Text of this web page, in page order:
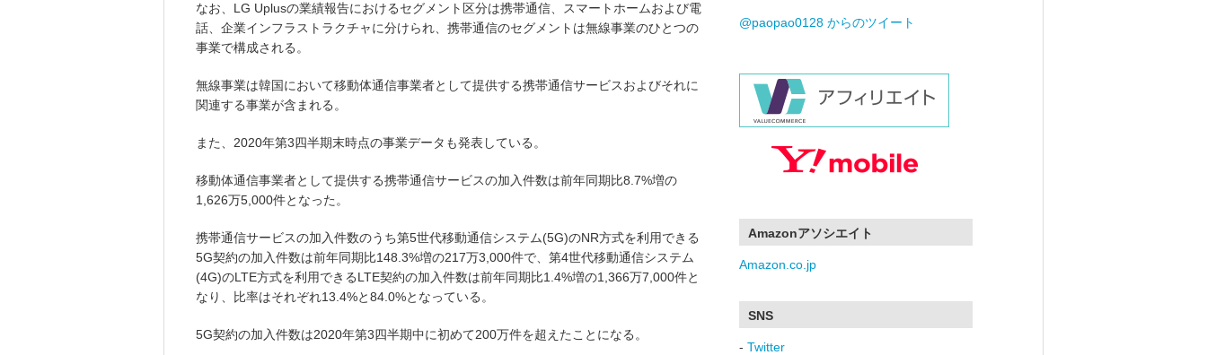
なお、LG Uplusの業績報告におけるセグメント区分は携帯通信、スマートホームおよび電
話、企業インフラストラクチャに分けられ、携帯通信のセグメントは無線事業のひとつの
事業で構成される。
無線事業は韓国において移動体通信事業者として提供する携帯通信サービスおよびそれに
関連する事業が含まれる。
また、2020年第3四半期末時点の事業データも発表している。
移動体通信事業者として提供する携帯通信サービスの加入件数は前年同期比8.7%増の
1,626万5,000件となった。
携帯通信サービスの加入件数のうち第5世代移動通信システム(5G)のNR方式を利用できる
5G契約の加入件数は前年同期比148.3%増の217万3,000件で、第4世代移動通信システム
(4G)のLTE方式を利用できるLTE契約の加入件数は前年同期比1.4%増の1,366万7,000件と
なり、比率はそれぞれ13.4%と84.0%となっている。
5G契約の加入件数は2020年第3四半期中に初めて200万件を超えたことになる。
@paopao0128 からのツイート
Amazonアソシエイト
Amazon.co.jp
SNS
- Twitter